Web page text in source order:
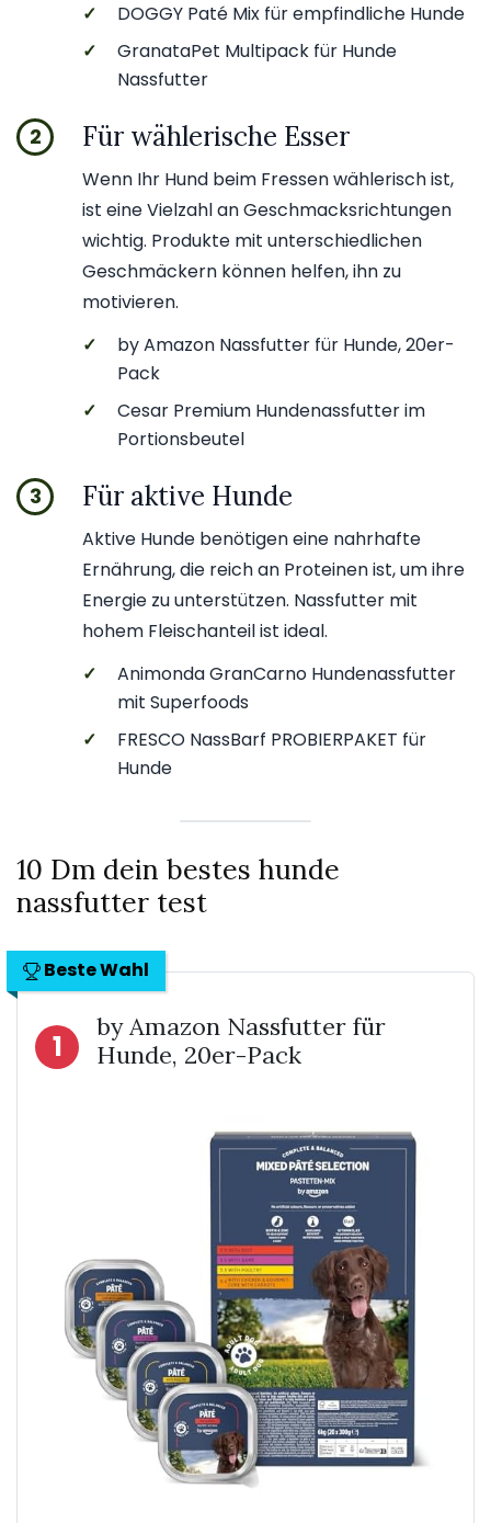
✓
DOGGY Paté Mix für empfindliche Hunde
✓
GranataPet Multipack für Hunde
Nassfutter
2 Für wählerische Esser
Wenn Ihr Hund beim Fressen wählerisch ist,
ist eine Vielzahl an Geschmacksrichtungen
wichtig. Produkte mit unterschiedlichen
Geschmäckern können helfen, ihn zu
motivieren.
✓
by Amazon Nassfutter für Hunde, 20er-
Pack
✓
Cesar Premium Hundenassfutter im
Portionsbeutel
3 Für aktive Hunde
Aktive Hunde benötigen eine nahrhafte
Ernährung, die reich an Proteinen ist, um ihre
Energie zu unterstützen. Nassfutter mit
hohem Fleischanteil ist ideal.
✓
Animonda GranCarno Hundenassfutter
mit Superfoods
✓
FRESCO NassBarf PROBIERPAKET für
Hunde
10 Dm dein bestes hunde
nassfutter test
Beste Wahl
1
by Amazon Nassfutter für
Hunde, 20er-Pack